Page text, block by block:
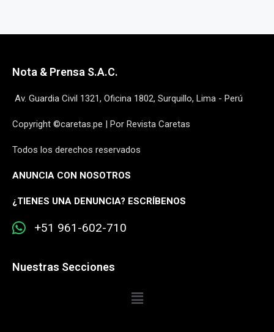
Nota & Prensa S.A.C.
Av. Guardia Civil 1321, Oficina 1802, Surquillo, Lima - Perú
Copyright ©caretas.pe | Por Revista Caretas
Todos los derechos reservados
ANUNCIA CON NOSOTROS
¿TIENES UNA DENUNCIA? ESCRÍBENOS
+51 961-602-710
Nuestras Secciones